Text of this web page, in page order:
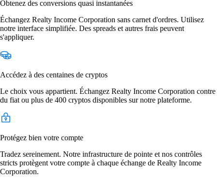
Obtenez des conversions quasi instantanées
Échangez Realty Income Corporation sans carnet d'ordres. Utilisez
notre interface simplifiée. Des spreads et autres frais peuvent
s'appliquer.
Accédez à des centaines de cryptos
Le choix vous appartient. Échangez Realty Income Corporation contre
du fiat ou plus de 400 cryptos disponibles sur notre plateforme.
Protégez bien votre compte
Tradez sereinement. Notre infrastructure de pointe et nos contrôles
stricts protègent votre compte à chaque échange de Realty Income
Corporation.